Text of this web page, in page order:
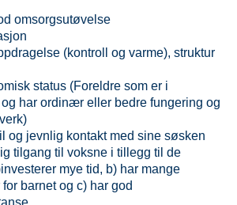
omsorgsutøvelse
(kontroll og varme), struktur
status (Foreldre som er i
har ordinær eller bedre fungering og
og jevnlig kontakt med sine søsken
tilgang til voksne i tillegg til de
mye tid, b) har mange
barnet og c) har god